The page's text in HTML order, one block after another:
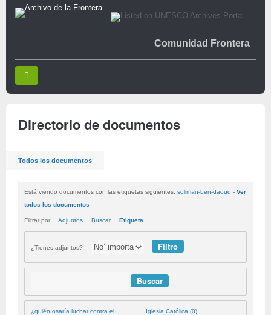
Comunidad Frontera
Directorio de documentos
Todos los documentos
Está viendo documentos con las etiquetas siguientes: soliman-ben-daoud - Ver
todos los documentos
Filtrar por: Adjuntos Buscar Etiqueta
¿Tienes adjuntos?
¿quién osaría luchar contra el
Iglesia Católica (0)